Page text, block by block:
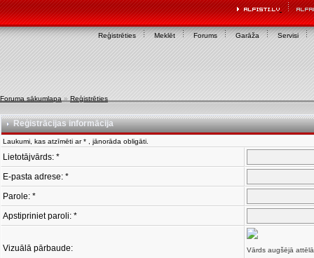
Reģistrēties Meklēt Forums Garāža Servisi
Foruma sākumlapa » Reģistrēties
Reģistrācijas informācija
Laukumi, kas atzīmēti ar * , jānorāda obligāti.
Lietotājvārds: *
E-pasta adrese: *
Parole: *
Apstipriniet paroli: *
Vizuālā pārbaude: Vārds augšējā